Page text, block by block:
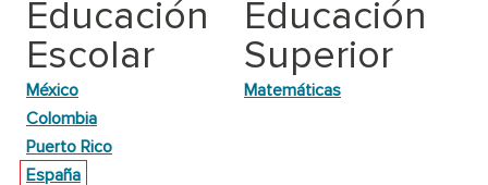
Educación
Escolar
México
Colombia
Puerto Rico
España
Educación
Superior
Matemáticas